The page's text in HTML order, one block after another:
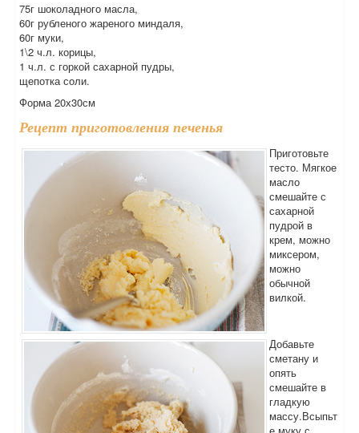
75г шоколадного масла,
60г рубленого жареного миндаля,
60г муки,
1\2 ч.л. корицы,
1 ч.л. с горкой сахарной пудры,
щепотка соли.
Форма 20х30см
Рецепт приготовления печенья
Приготовьте
тесто. Мягкое
масло
смешайте с
сахарной
пудрой в
крем, можно
миксером,
можно
обычной
вилкой.
Добавьте
сметану и
опять
смешайте в
гладкую
массу.Всыпьт